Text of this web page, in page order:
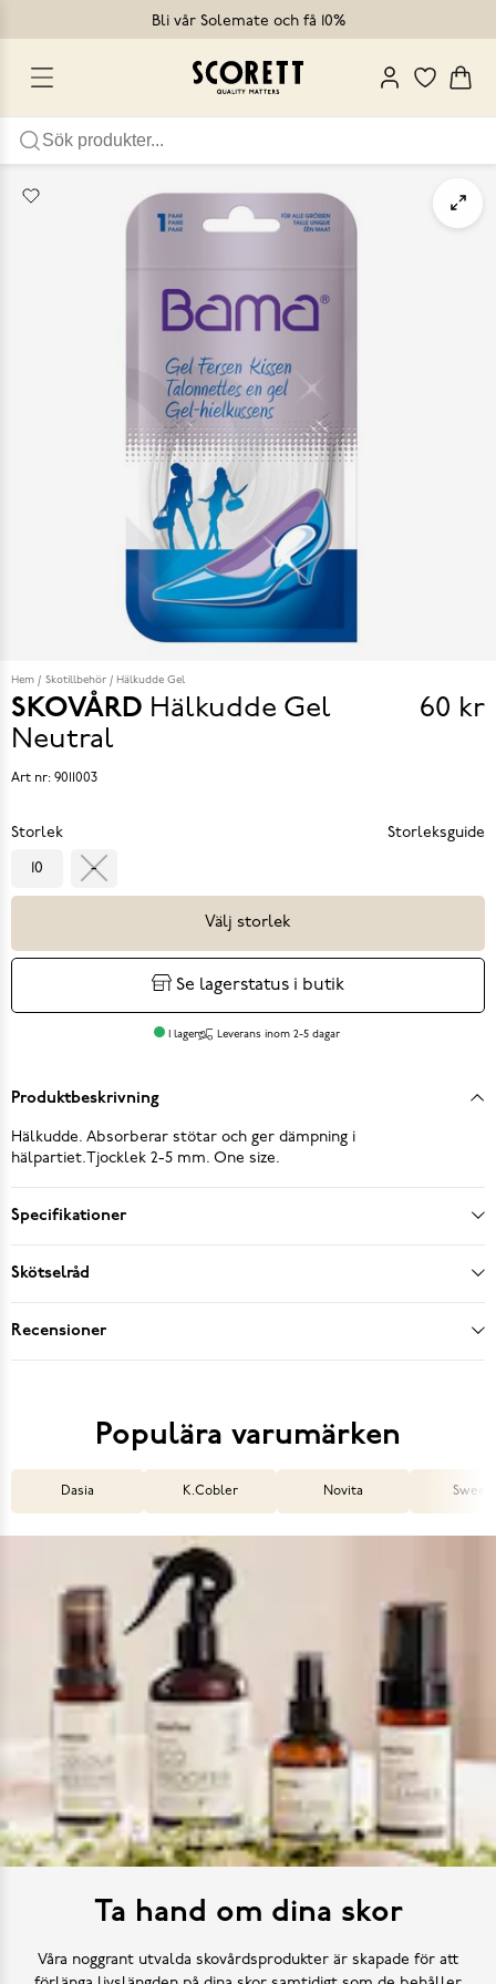
Bli vår Solemate och få 10%
Hem Skotillbehör Hälkudde Gel
SKOVÅRD Hälkudde Gel
Neutral
Pris
60 kr
Art nr: 9011003
Storlek Storleksguide
10 -
Välj storlek
Se lagerstatus i butik
I lager Leverans inom 2-5 dagar
Produktbeskrivning
Hälkudde. Absorberar stötar och ger dämpning i
hälpartiet.Tjocklek 2-5 mm. One size.
Specifikationer
Skötselråd
Recensioner
Populära varumärken
Dasia K.Cobler Novita
Ta hand om dina skor
Våra noggrant utvalda skovårdsprodukter är skapade för att